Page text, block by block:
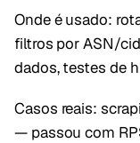
Onde é usado:
filtros por ASN/
dados, testes de
Casos reais:
— passou com